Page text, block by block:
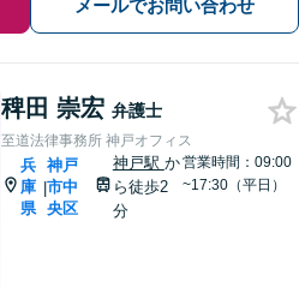
メールでお問い合わせ
稗田 崇宏 弁護士
至道法律事務所 神戸オフィス
兵
庫
県
|
神戸
市中
央区
神戸駅 か
ら徒歩2
分
営業時間：09:00
~17:30（平日）